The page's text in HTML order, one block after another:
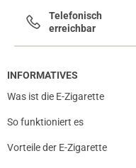
Telefonisch
erreichbar
INFORMATIVES
Was ist die E-Zigarette
So funktioniert es
Vorteile der E-Zigarette